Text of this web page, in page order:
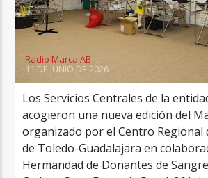
Radio Marca AB
11 DE JUNIO DE 2026
Los Servicios Centrales de la
acogieron una nueva edición del
organizado por el Centro Regional
de Toledo-Guadalajara en
Hermandad de Donantes de